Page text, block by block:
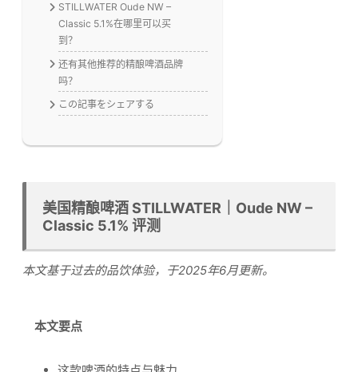
STILLWATER Oude NW –
Classic 5.1%在哪里可以买
到？
还有其他推荐的精酿啤酒品牌
吗？
この記事をシェアする
美国精酿啤酒 STILLWATER｜Oude NW –
Classic 5.1% 评测
本文基于过去的品饮体验，于2025年6月更新。
本文要点